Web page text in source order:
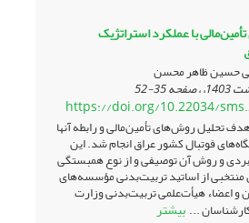
با عملکرد استراتژیک
حسین ظاهر محسن
35-52
https://doi.org/10.22034/
تحلیل روش‌های تأمین‌مالی و رابطه آنها
فوتبال کشور عراق انجام شد. این
و روش آن توصیفی و از نوع همبستگی
از اساتید تربیت‌بدنی مؤسسه‌های
و اعضاء هیأت‌علمی تربیت‌بدنی وزارت
... بیشتر